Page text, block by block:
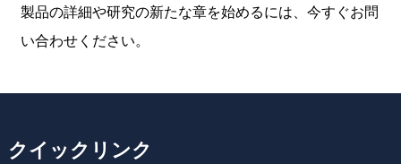
製品の詳細や研究の新たな章を始めるには、今すぐお問
い合わせください。
クイックリンク